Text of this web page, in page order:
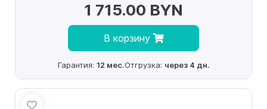
1 715.00 BYN
В корзину
Гарантия: 12 мес.Отгрузка: через 4 дн.